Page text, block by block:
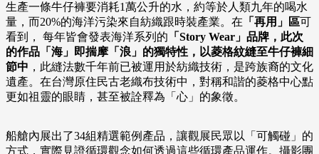
生產一條牛仔褲要消耗1萬公升的水，約等於人類九年的喝水
量，而20%的海洋污染來自紡織跟時裝產業。在 「再用」區可
看到， 每年皆會發表海洋系列的 「Story Wear」品牌，此次
的作品「海」即揣摩「浪」的獨特性，以菱格紋縫至牛仔褲細
節中 ，此縫法數千年前已被運用於紡織技術，是跨族裔的文化
遺產。在台灣原住民古老織布技術中，對稱和諧的菱格中心點
更如祖靈的眼睛，甚至被詮釋為「心」的象徵。
船艙內展出了34組精選範例產品，讓觀展民眾以「可觸碰」的
方式，實際見證循環觀念如何透過這些循環產品運作。攝影團